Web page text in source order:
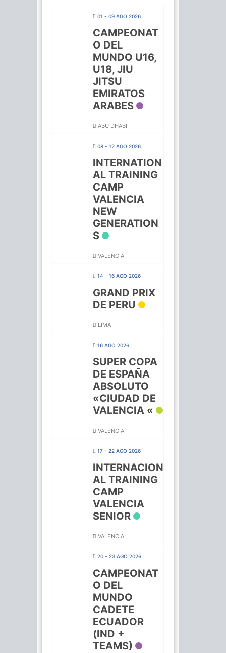
01 - 09 AGO 2026
CAMPEONAT
O DEL
MUNDO U16,
U18, JIU
JITSU
EMIRATOS
ARABES
ABU DHABI
08 - 12 AGO 2026
INTERNATION
AL TRAINING
CAMP
VALENCIA
NEW
GENERATION
S
VALENCIA
14 - 16 AGO 2026
GRAND PRIX
DE PERU
LIMA
16 AGO 2026
SUPER COPA
DE ESPAÑA
ABSOLUTO
«CIUDAD DE
VALENCIA «
VALENCIA
17 - 22 AGO 2026
INTERNACION
AL TRAINING
CAMP
VALENCIA
SENIOR
VALENCIA
20 - 23 AGO 2026
CAMPEONAT
O DEL
MUNDO
CADETE
ECUADOR
(IND +
TEAMS)